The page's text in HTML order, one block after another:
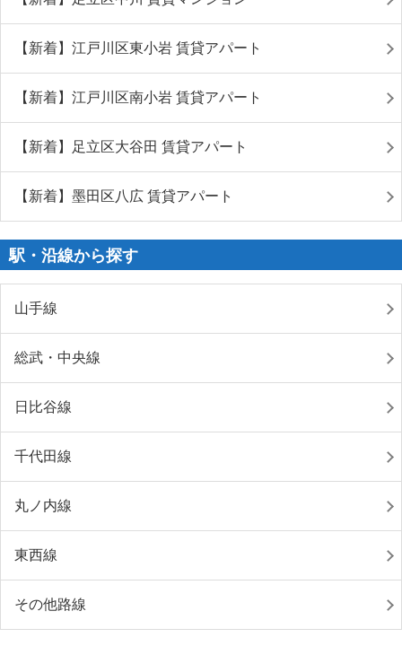
【新着】江戸川区東小岩 賃貸アパート
【新着】江戸川区南小岩 賃貸アパート
【新着】足立区大谷田 賃貸アパート
【新着】墨田区八広 賃貸アパート
駅・沿線から探す
山手線
総武・中央線
日比谷線
千代田線
丸ノ内線
東西線
その他路線